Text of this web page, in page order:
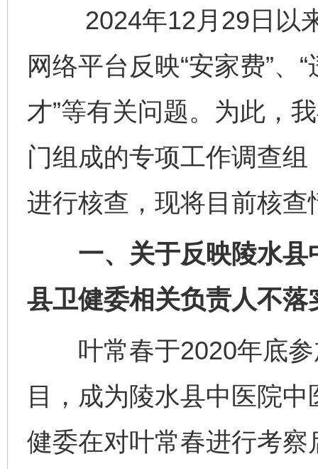
2024年12月29日以来
网络平台反映“安家费”、
才”等有关问题。为此，
门组成的专项工作调查
进行核查，现将目前核查
一、关于反映陵水县
县卫健委相关负责人不
叶常春于2020年底参
目，成为陵水县中医院
健委在对叶常春进行考